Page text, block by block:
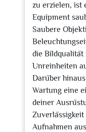
zu erzielen, ist
Equipment
Saubere
die Bildqualität
Unreinheiten
Darüber
Wartung eine
deiner
Aufnahmen